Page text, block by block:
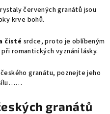
červených granátů jsou
krve bohů.
čisté srdce, proto je oblíbeným
romantických vyznání lásky.
granátu, poznejte jeho
granátů